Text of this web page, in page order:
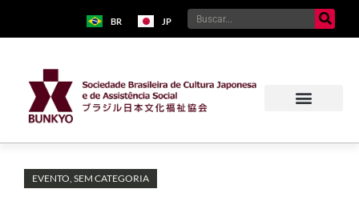
BR JP
EVENTO SEM CATEGORIA